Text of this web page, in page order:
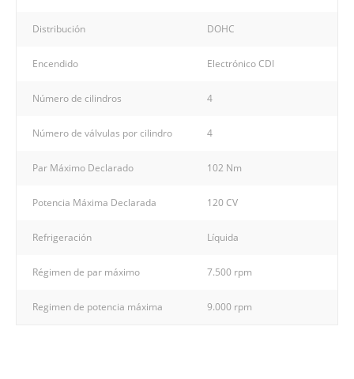
Distribución DOHC
Encendido Electrónico CDI
Número de cilindros 4
Número de válvulas por cilindro 4
Par Máximo Declarado 102 Nm
Potencia Máxima Declarada 120 CV
Refrigeración Líquida
Régimen de par máximo 7.500 rpm
Regimen de potencia máxima 9.000 rpm